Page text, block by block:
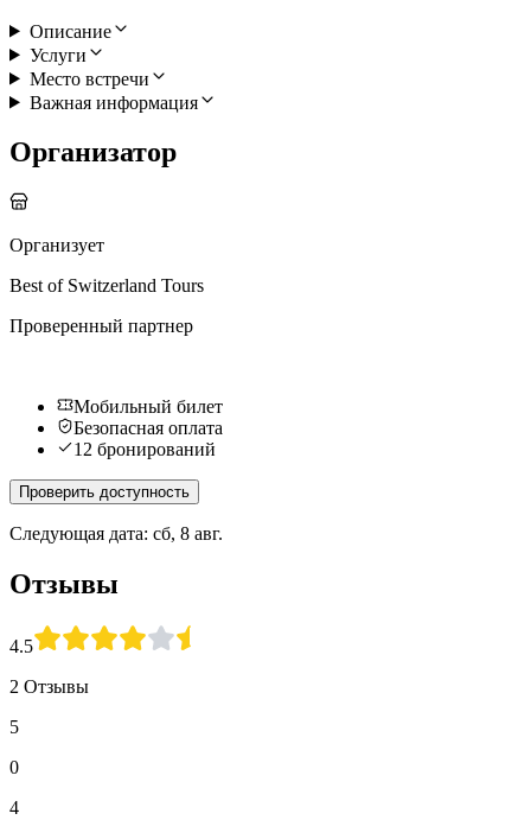
Описание
Услуги
Место встречи
Важная информация
Организатор
Организует
Best of Switzerland Tours
Проверенный партнер
Мобильный билет
Безопасная оплата
12 бронирований
Проверить доступность
Следующая дата: сб, 8 авг.
Отзывы
4.5
2 Отзывы
5
0
4